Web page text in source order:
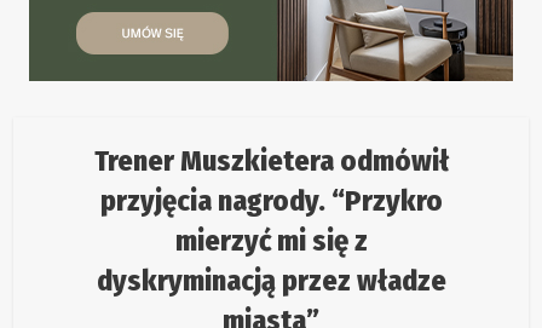
Trener Muszkietera odmówił
przyjęcia nagrody. “Przykro
mierzyć mi się z
dyskryminacją przez władze
miasta”